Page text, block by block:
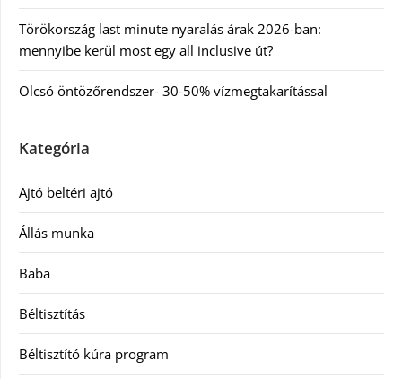
Törökország last minute nyaralás árak 2026-ban:
mennyibe kerül most egy all inclusive út?
Olcsó öntözőrendszer- 30-50% vízmegtakarítással
Kategória
Ajtó beltéri ajtó
Állás munka
Baba
Béltisztítás
Béltisztító kúra program